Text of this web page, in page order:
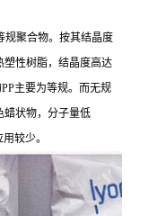
规聚合物。按其结晶度
塑性树脂，结晶度高达
PP主要为等规。而无规
蜡状物，分子量低
较少。